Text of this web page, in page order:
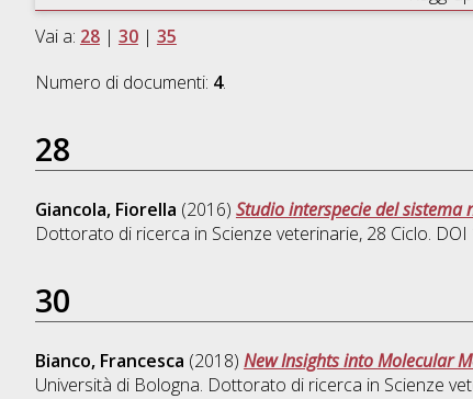
Vai a: 28| 30| 35
Numero di documenti: 4.
28
Giancola, Fiorella (2016) Studio interspecie del sistema
Dottorato di ricerca in Scienze veterinarie, 28 Ciclo.
30
Bianco, Francesca (2018) New Insights into Molecular
Università di Bologna. Dottorato di ricerca in Scienze